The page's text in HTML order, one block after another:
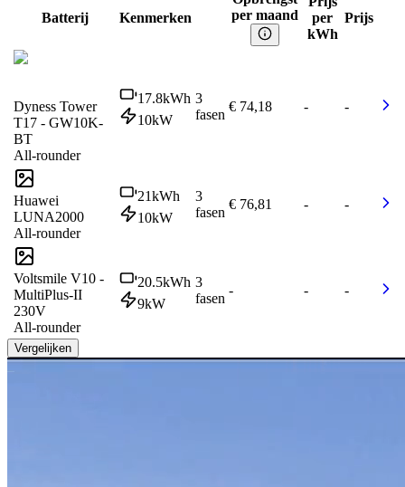
Batterij Kenmerken
per maand
per
kWh
Prijs
Dyness Tower
T17 - GW10K-
BT
All-rounder
17.8kWh
10kW
3
fasen
€ 74,18 - -
Huawei
LUNA2000
All-rounder
21kWh
10kW
3
fasen
€ 76,81 - -
Voltsmile V10 -
MultiPlus-II
230V
All-rounder
20.5kWh
9kW
3
fasen
- - -
Vergelijken